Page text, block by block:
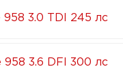
958 3.0 TDI 245 лс
958 3.6 DFI 300 лс